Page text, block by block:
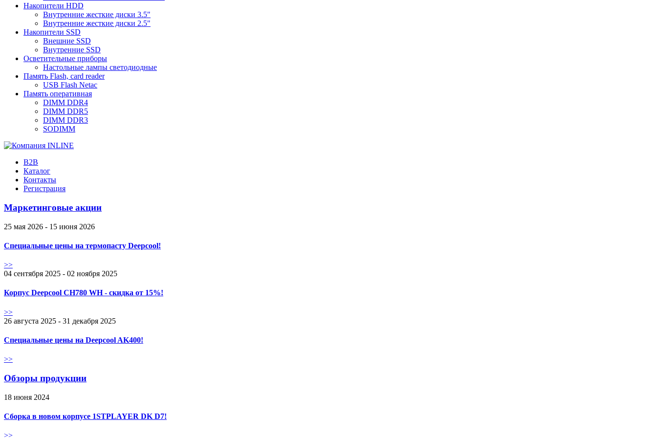
Накопители HDD
Внутренние жесткие диски 3.5"
Внутренние жесткие диски 2.5"
Накопители SSD
Внешние SSD
Внутренние SSD
Осветительные приборы
Настольные лампы светодиодные
Память Flash, card reader
USB Flash Netac
Память оперативная
DIMM DDR4
DIMM DDR5
DIMM DDR3
SODIMM
B2B
Каталог
Контакты
Регистрация
Маркетинговые акции
25 мая 2026 - 15 июня 2026
Специальные цены на термопасту Deepcool!
>>
04 сентября 2025 - 02 ноября 2025
Корпус Deepcool CH780 WH - скидка от 15%!
>>
26 августа 2025 - 31 декабря 2025
Специальные цены на Deepcool AK400!
>>
Обзоры продукции
18 июня 2024
Сборка в новом корпусе 1STPLAYER DK D7!
>>